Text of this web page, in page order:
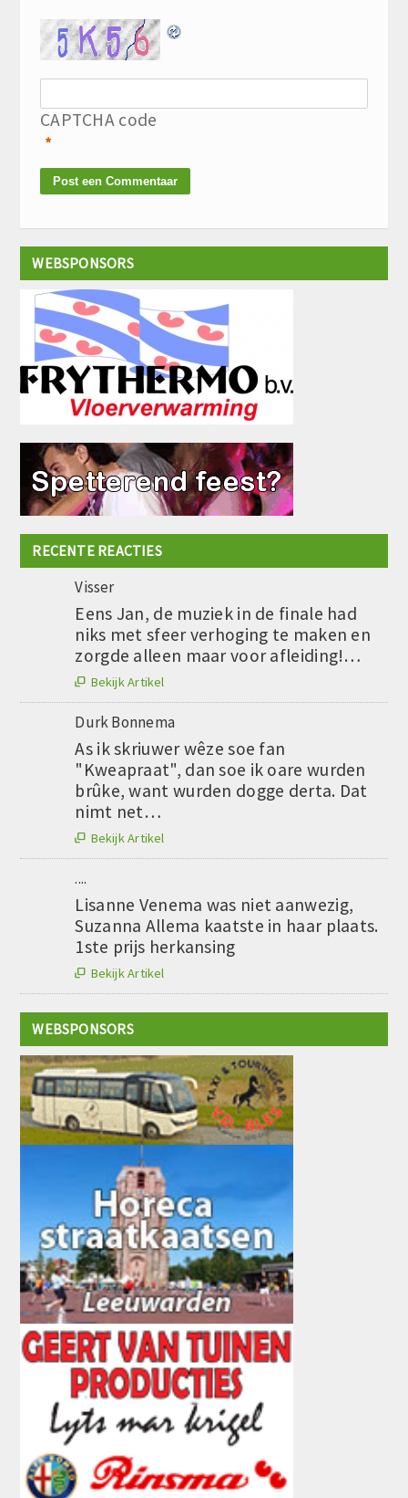
CAPTCHA code
*
WEBSPONSORS
RECENTE REACTIES
Visser
Eens Jan, de muziek in de finale had
niks met sfeer verhoging te maken en
zorgde alleen maar voor afleiding!…
 Bekijk Artikel
Durk Bonnema
As ik skriuwer wêze soe fan
"Kweapraat", dan soe ik oare wurden
brûke, want wurden dogge derta. Dat
nimt net…
 Bekijk Artikel
....
Lisanne Venema was niet aanwezig,
Suzanna Allema kaatste in haar plaats.
1ste prijs herkansing
 Bekijk Artikel
WEBSPONSORS